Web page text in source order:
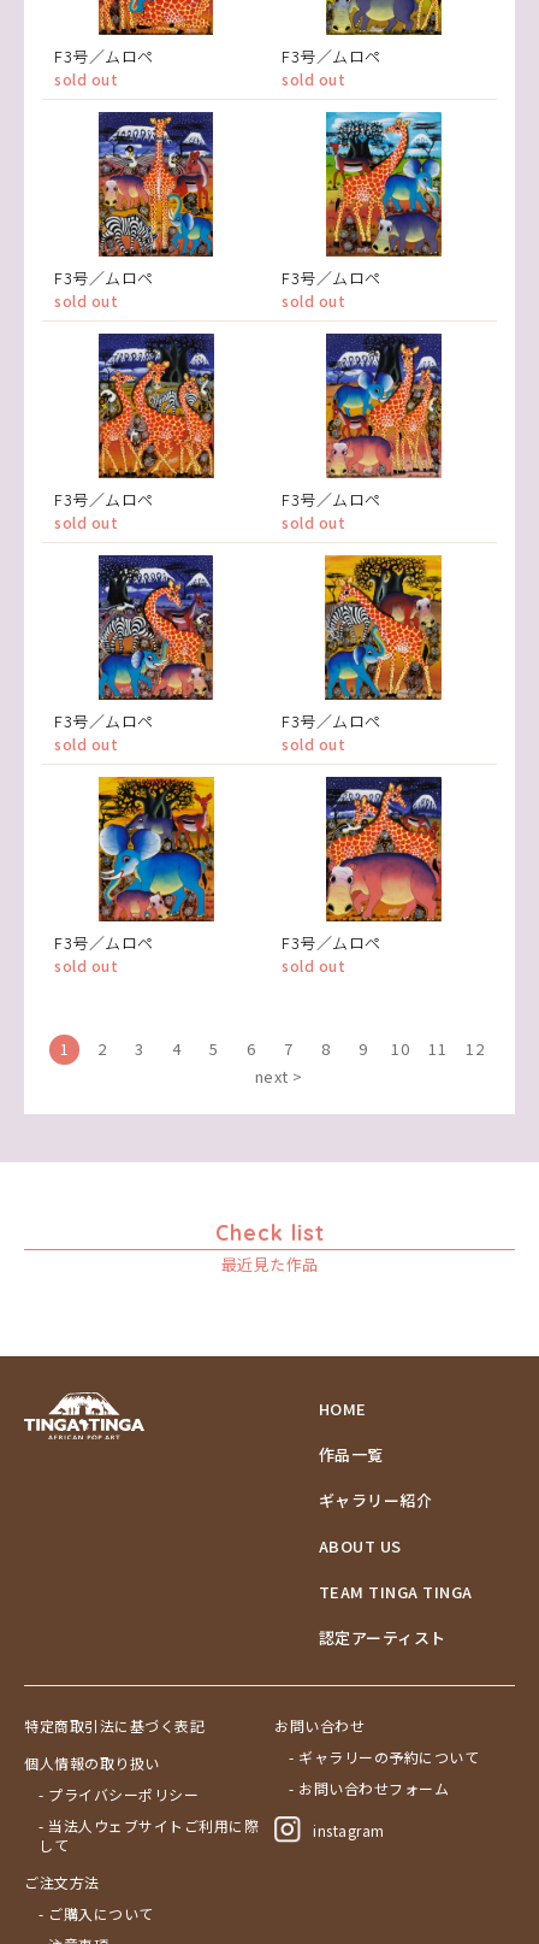
F3号／ムロペ
sold out
F3号／ムロペ
sold out
F3号／ムロペ
sold out
F3号／ムロペ
sold out
F3号／ムロペ
sold out
F3号／ムロペ
sold out
F3号／ムロペ
sold out
F3号／ムロペ
sold out
F3号／ムロペ
sold out
F3号／ムロペ
sold out
1 2 3 4 5 6 7 8 9 10 11
12
next >
Check list
最近見た作品
HOME
作品一覧
ギャラリー紹介
ABOUT US
TEAM TINGA TINGA
認定アーティスト
特定商取引法に基づく表記
個人情報の取り扱い
- プライバシーポリシー
- 当法人ウェブサイトご利用に際
して
ご注文方法
- ご購入について
お問い合わせ
- ギャラリーの予約について
- お問い合わせフォーム
instagram